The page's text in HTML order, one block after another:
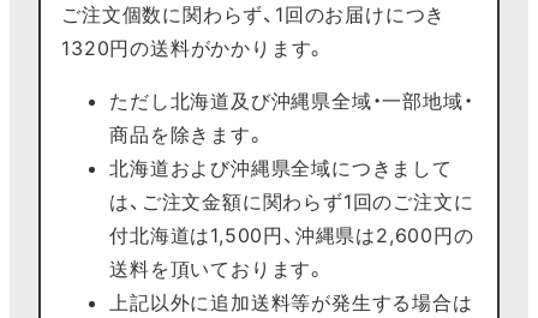
ご注文個数に関わらず、1回のお届けにつき
1320円の送料がかかります。
ただし北海道及び沖縄県全域・一部地域・
商品を除きます。
北海道および沖縄県全域につきまして
は、ご注文金額に関わらず1回のご注文に
付北海道は1,500円、沖縄県は2,600円の
送料を頂いております。
上記以外に追加送料等が発生する場合は